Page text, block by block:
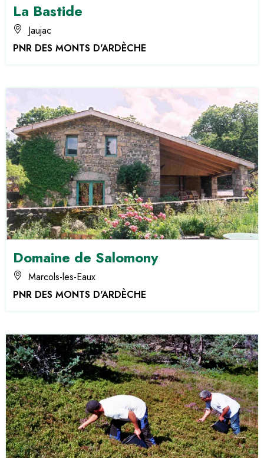
La Bastide
Jaujac
PNR DES MONTS D'ARDÈCHE
Domaine de Salomony
Marcols-les-Eaux
PNR DES MONTS D'ARDÈCHE